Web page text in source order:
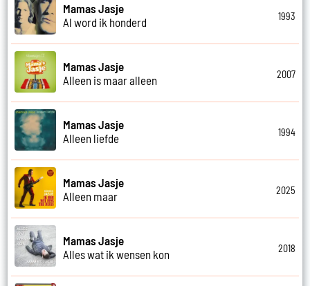
Mamas Jasje
Al word ik honderd
1993
Mamas Jasje
Alleen is maar alleen
2007
Mamas Jasje
Alleen liefde
1994
Mamas Jasje
Alleen maar
2025
Mamas Jasje
Alles wat ik wensen kon
2018